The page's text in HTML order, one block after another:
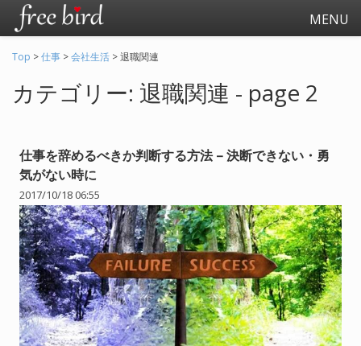
MENU
起業
会社生活
会社の仕事全般
会社の人間関係
退職関連
Top >仕事 >会社生活 >退職関連
カテゴリー: 退職関連 - page 2
仕事を辞めるべきか判断する方法 – 決断できない・勇
気がない時に
2017/10/18 06:55